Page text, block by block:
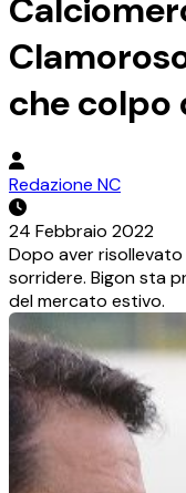
che colpo
Redazione NC
24 Febbraio 2022
Dopo aver
sorridere. Bigon sta
del mercato estivo.